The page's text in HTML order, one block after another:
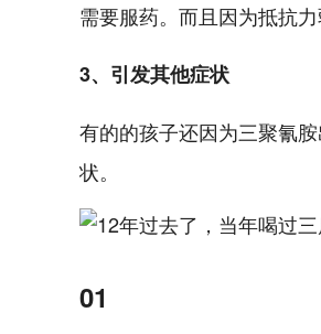
需要服药。而且因为抵抗
3、引发其他症状
有的的孩子还因为三聚氰
状。
01